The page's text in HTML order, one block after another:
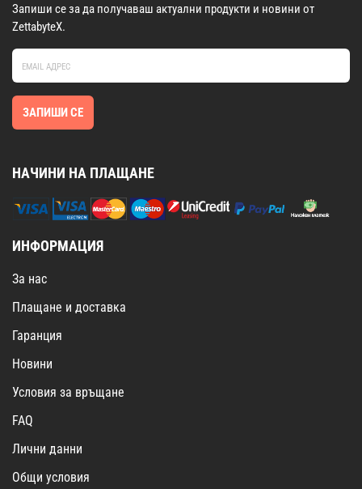
Запиши се за да получаваш актуални продукти и новини от
ZettabyteX.
ЗАПИШИ СЕ
НАЧИНИ НА ПЛАЩАНЕ
ИНФОРМАЦИЯ
За нас
Плащане и доставка
Гаранция
Новини
Условия за връщане
FAQ
Лични данни
Общи условия